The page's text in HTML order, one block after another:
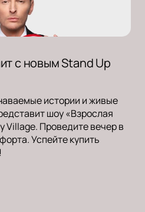
с новым Stand Up
истории и живые
шоу «Взрослая
Village. Проведите вечер в
Успейте купить